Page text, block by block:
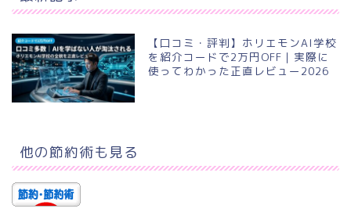
【口コミ・評判】ホリエモンAI学校
を紹介コードで2万円OFF｜実際に
使ってわかった正直レビュー2026
他の節約術も見る